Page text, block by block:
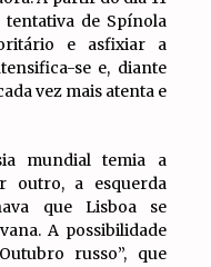
de Spínola
e asfixiar a
se e, diante
vez mais atenta e
mundial temia a
outro, a esquerda
que Lisboa se
A possibilidade
russo”, que